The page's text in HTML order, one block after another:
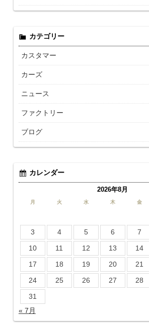
カテゴリー
カスタマー
カーズ
ニュース
ファクトリー
ブログ
カレンダー
2026年8月
月 火 水 木 金
3
4 5 6 7
10
11 12 13 14
17
18 19 20 21
24
25 26 27 28
31
« 7月